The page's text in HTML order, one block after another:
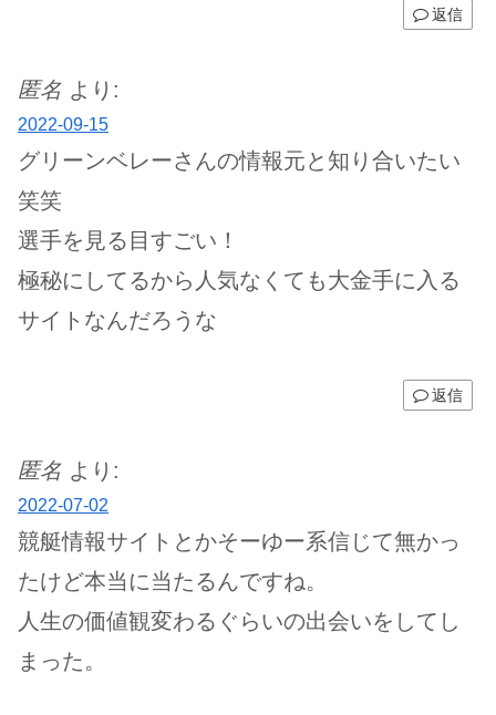
返信
匿名 より:
2022-09-15
グリーンベレーさんの情報元と知り合いたい
笑笑
選手を見る目すごい！
極秘にしてるから人気なくても大金手に入る
サイトなんだろうな
返信
匿名 より:
2022-07-02
競艇情報サイトとかそーゆー系信じて無かっ
たけど本当に当たるんですね。
人生の価値観変わるぐらいの出会いをしてし
まった。